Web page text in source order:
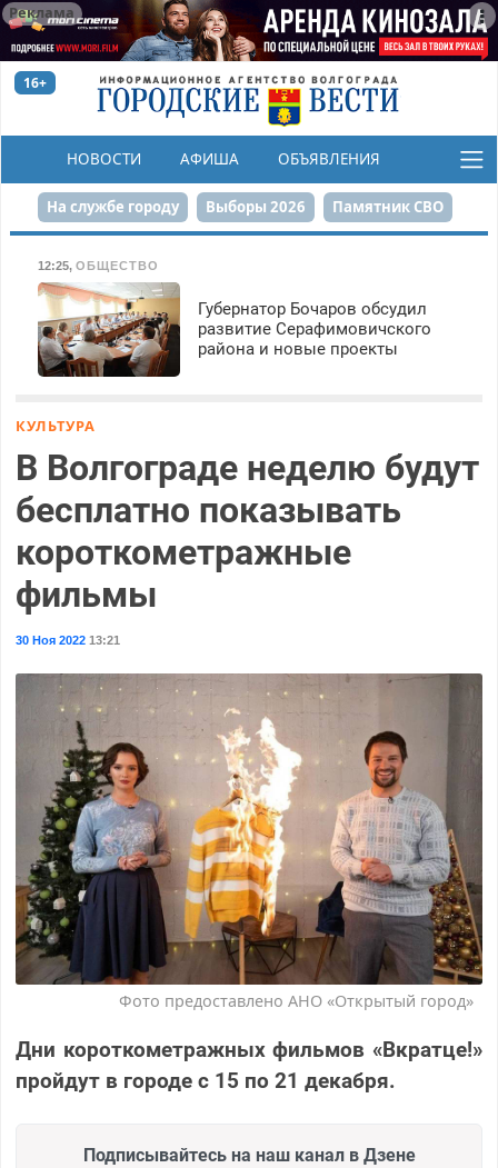
Реклама
16+
НОВОСТИ АФИША ОБЪЯВЛЕНИЯ
КОНКУРСЫ
На службе городу Выборы 2026 Памятник СВО
Набережная День Победы Реконструкция ЦПКиО
80-летие Победы Парк Героев-летчиков
12:25, ОБЩЕСТВО
Губернатор Бочаров обсудил
развитие Серафимовичского
района и новые проекты
КУЛЬТУРА
В Волгограде неделю будут
бесплатно показывать
короткометражные
фильмы
30 Ноя 202213:21
Фото предоставлено АНО «Открытый город»
Дни короткометражных фильмов «Вкратце!»
пройдут в городе с 15 по 21 декабря.
Подписывайтесь на наш канал в Дзене